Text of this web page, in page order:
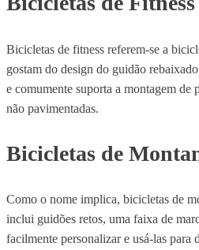
Bicicletas de fitness referem-se a
gostam do design do guidão
e comumente suporta a montagem de
não pavimentadas.
Bicicletas de
Como o nome implica, bicicletas de
inclui guidões retos, uma faixa de
facilmente personalizar e usá-las para